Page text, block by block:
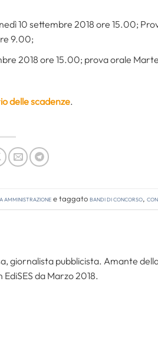
10 settembre 2018 ore 15.00;
9.00;
2018 ore 15.00; prova orale
delle scadenze.
amministrazionee taggatobandi di concorso,
giornalista pubblicista. Amante
da Marzo 2018.